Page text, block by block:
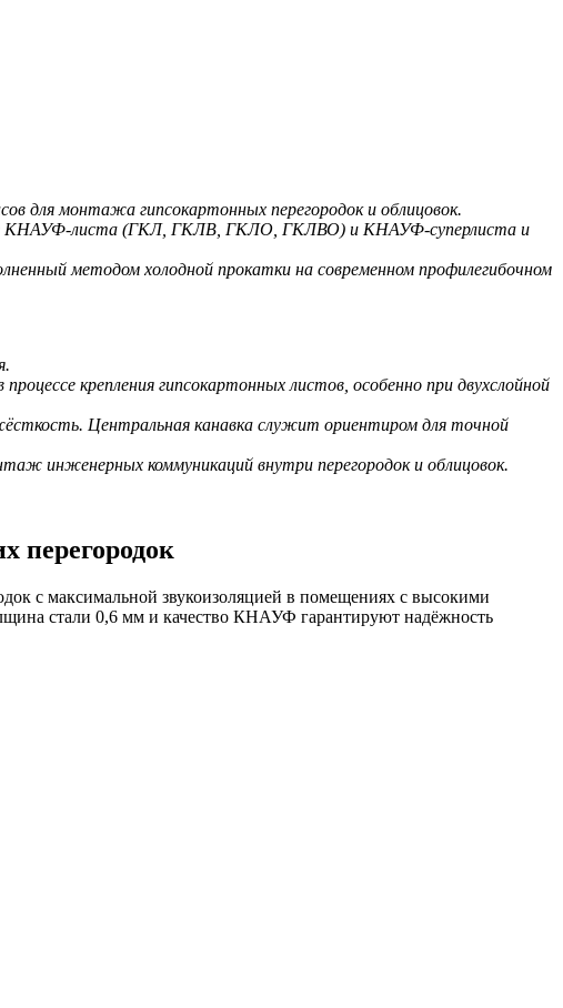
для монтажа гипсокартонных перегородок и облицовок.
КНАУФ-листа (ГКЛ, ГКЛВ, ГКЛО, ГКЛВО) и КНАУФ-суперлиста и
методом холодной прокатки на современном профилегибочном
крепления гипсокартонных листов, особенно при двухслойной
Центральная канавка служит ориентиром для точной
инженерных коммуникаций внутри перегородок и облицовок.
с максимальной звукоизоляцией в помещениях с высокими
стали 0,6 мм и качество КНАУФ гарантируют надёжность